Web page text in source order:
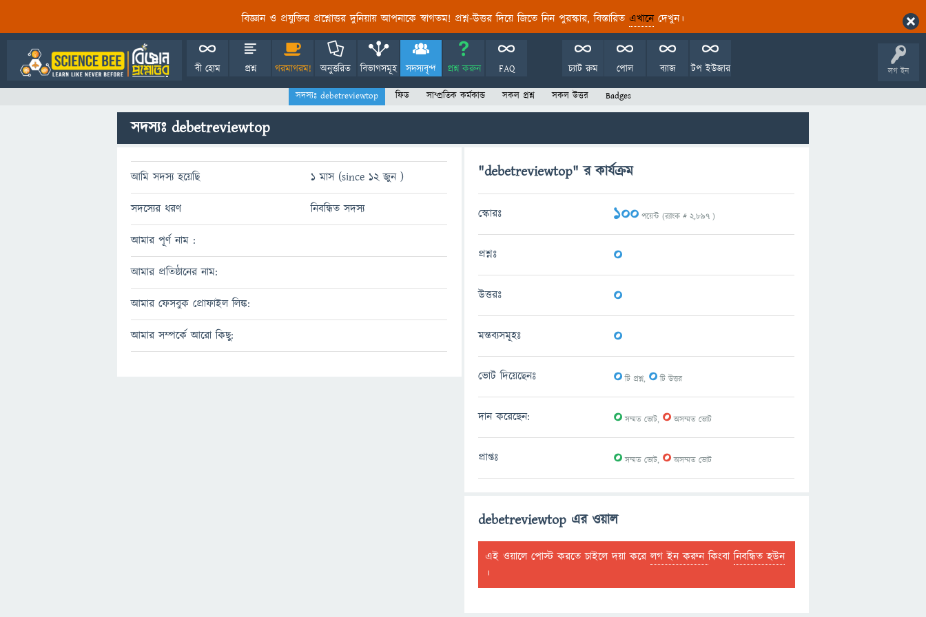
বিজ্ঞান ও প্রযুক্তির প্রশ্নোত্তর দুনিয়ায় আপনাকে স্বাগতম! প্রশ্ন-উত্তর দিয়ে জিতে নিন পুরস্কার, বিস্তারিত এখানেদেখুন।
লগ ইন
বী হোম প্রশ্ন গরমাগরম! অনুত্তরিত বিভাগসমূহ সদস্যবৃন্দ প্রশ্ন করুন FAQ টপ ইউজার
ব্যাজ
পোল
চ্যাট রুম
সদস্যঃ debetreviewtop ফিড সাম্প্রতিক কর্মকান্ড সকল প্রশ্ন সকল উত্তর Badges
সদস্যঃ debetreviewtop
আমি সদস্য হয়েছি 1 মাস (since 12 জুন )
সদস্যের ধরণ নিবন্ধিত সদস্য
আমার পূর্ণ নাম :
আমার প্রতিষ্ঠানের নাম:
আমার ফেসবুক প্রোফাইল লিঙ্ক:
আমার সম্পর্কে আরো কিছু:
"debetreviewtop" র কার্যক্রম
স্কোরঃ 100 পয়েন্ট (র‌্যাংক #2,897 )
প্রশ্নঃ 0
উত্তরঃ 0
মন্তব্যসমূহঃ 0
ভোট দিয়েছেনঃ 0টি প্রশ্ন, 0টি উত্তর
দান করেছেন: 0সম্মত ভোট, 0অসম্মত ভোট
প্রাপ্তঃ 0সম্মত ভোট, 0অসম্মত ভোট
debetreviewtop এর ওয়াল
এই ওয়ালে পোস্ট করতে চাইলে দয়া করেলগ ইন করুনকিংবানিবন্ধিত হউন
।